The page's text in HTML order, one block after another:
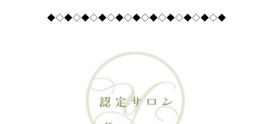
◆◇◆◇◆◇◆◇◆◇◆◇◆◇◆◇◆◇◆◇◆